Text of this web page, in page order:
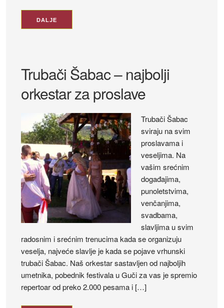
DALJE
Trubači Šabac – najbolji
orkestar za proslave
Trubači Šabac
sviraju na svim
proslavama i
veseljima. Na
vašim srećnim
događajima,
punoletstvima,
venčanjima,
svadbama,
slavljima u svim
radosnim i srećnim trenucima kada se organizuju
veselja, najveće slavlje je kada se pojave vrhunski
trubači Šabac. Naš orkestar sastavljen od najboljih
umetnika, pobednik festivala u Guči za vas je spremio
repertoar od preko 2.000 pesama i […]